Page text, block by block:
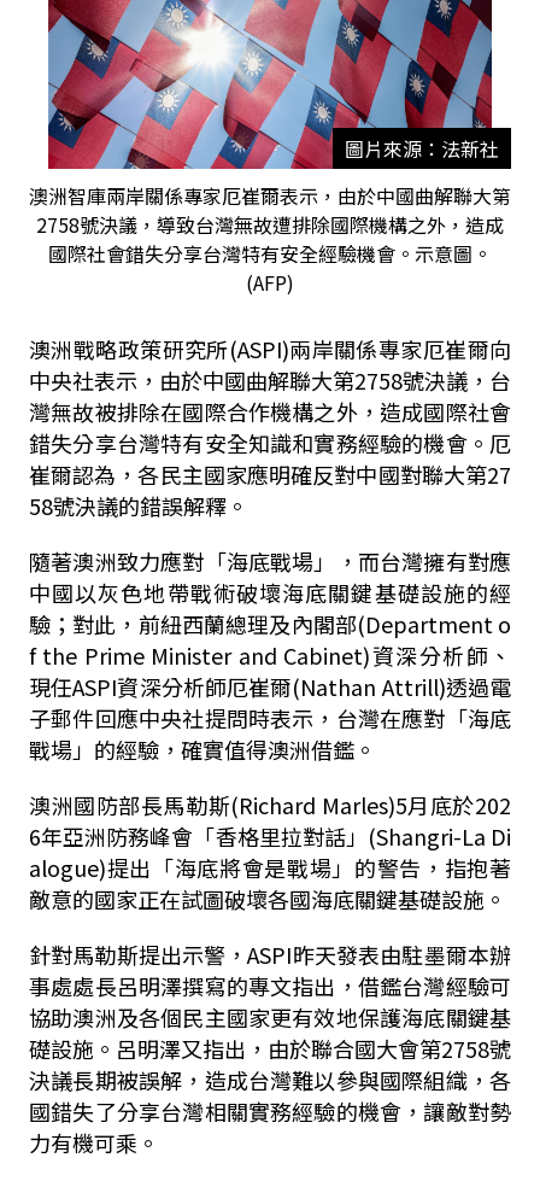
圖片來源：法新社
澳洲智庫兩岸關係專家厄崔爾表示，由於中國曲解聯大第
2758號決議，導致台灣無故遭排除國際機構之外，造成
國際社會錯失分享台灣特有安全經驗機會。示意圖。
(AFP)
澳洲戰略政策研究所(ASPI)兩岸關係專家厄崔爾向
中央社表示，由於中國曲解聯大第2758號決議，台
灣無故被排除在國際合作機構之外，造成國際社會
錯失分享台灣特有安全知識和實務經驗的機會。厄
崔爾認為，各民主國家應明確反對中國對聯大第27
58號決議的錯誤解釋。
隨著澳洲致力應對「海底戰場」，而台灣擁有對應
中國以灰色地帶戰術破壞海底關鍵基礎設施的經
驗；對此，前紐西蘭總理及內閣部(Department o
f the Prime Minister and Cabinet)資深分析師、
現任ASPI資深分析師厄崔爾(Nathan Attrill)透過電
子郵件回應中央社提問時表示，台灣在應對「海底
戰場」的經驗，確實值得澳洲借鑑。
澳洲國防部長馬勒斯(Richard Marles)5月底於202
6年亞洲防務峰會「香格里拉對話」(Shangri-La Di
alogue)提出「海底將會是戰場」的警告，指抱著
敵意的國家正在試圖破壞各國海底關鍵基礎設施。
針對馬勒斯提出示警，ASPI昨天發表由駐墨爾本辦
事處處長呂明澤撰寫的專文指出，借鑑台灣經驗可
協助澳洲及各個民主國家更有效地保護海底關鍵基
礎設施。呂明澤又指出，由於聯合國大會第2758號
決議長期被誤解，造成台灣難以參與國際組織，各
國錯失了分享台灣相關實務經驗的機會，讓敵對勢
力有機可乘。